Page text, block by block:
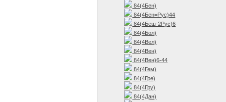
84(4Бен)
84(4Бен=Рус)44
84(4Беш-2Рус)6
84(4Бол)
84(4Вел)
84(4Вен)
84(4Вен)6-44
84(4Гем)
84(4Гре)
84(4Гру)
84(4Дан)